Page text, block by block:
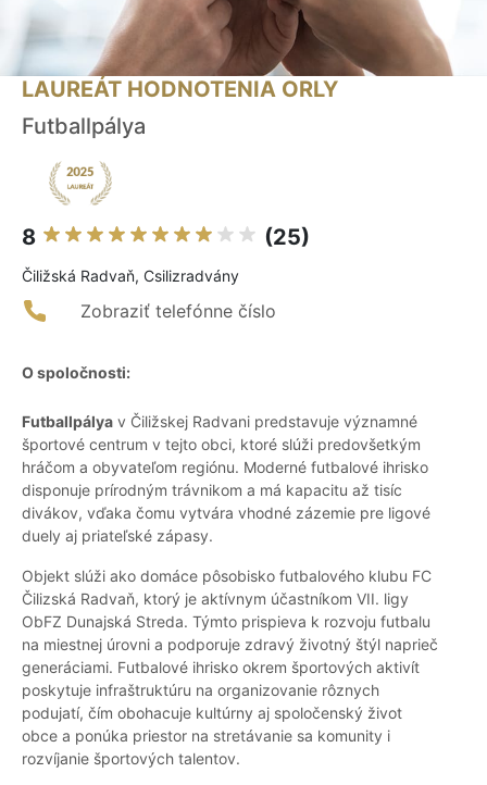
LAUREÁT HODNOTENIA ORLY
Futballpálya
8 (25)
Čiližská Radvaň, Csilizradvány
Zobraziť telefónne číslo
O spoločnosti:
Futballpálya v Čiližskej Radvani predstavuje významné
športové centrum v tejto obci, ktoré slúži predovšetkým
hráčom a obyvateľom regiónu. Moderné futbalové ihrisko
disponuje prírodným trávnikom a má kapacitu až tisíc
divákov, vďaka čomu vytvára vhodné zázemie pre ligové
duely aj priateľské zápasy.
Objekt slúži ako domáce pôsobisko futbalového klubu FC
Čilizská Radvaň, ktorý je aktívnym účastníkom VII. ligy
ObFZ Dunajská Streda. Týmto prispieva k rozvoju futbalu
na miestnej úrovni a podporuje zdravý životný štýl naprieč
generáciami. Futbalové ihrisko okrem športových aktivít
poskytuje infraštruktúru na organizovanie rôznych
podujatí, čím obohacuje kultúrny aj spoločenský život
obce a ponúka priestor na stretávanie sa komunity i
rozvíjanie športových talentov.